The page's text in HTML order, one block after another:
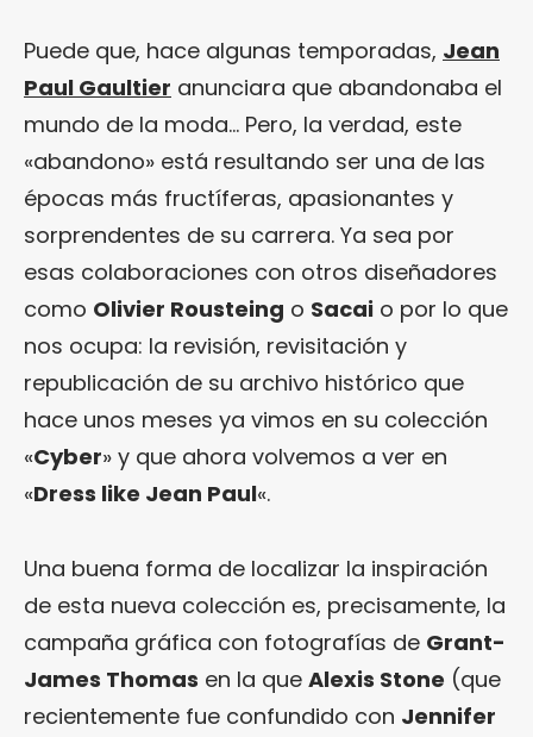
Puede que, hace algunas temporadas, Jean
Paul Gaultier anunciara que abandonaba el
mundo de la moda… Pero, la verdad, este
«abandono» está resultando ser una de las
épocas más fructíferas, apasionantes y
sorprendentes de su carrera. Ya sea por
esas colaboraciones con otros diseñadores
como Olivier Rousteing o Sacai o por lo que
nos ocupa: la revisión, revisitación y
republicación de su archivo histórico que
hace unos meses ya vimos en su colección
«Cyber» y que ahora volvemos a ver en
«Dress like Jean Paul«.
Una buena forma de localizar la inspiración
de esta nueva colección es, precisamente, la
campaña gráfica con fotografías de Grant-
James Thomas en la que Alexis Stone (que
recientemente fue confundido con Jennifer